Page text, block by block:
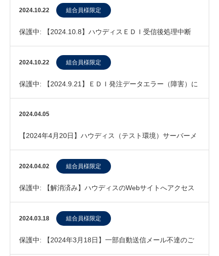
る報告
2024.10.22 組合員様限定
保護中: 【2024.10.8】ハウディスＥＤＩ受信後処理中断
（障害）に関する報告
2024.10.22 組合員様限定
保護中: 【2024.9.21】ＥＤＩ発注データエラー（障害）に
関するご報告
2024.04.05
【2024年4月20日】ハウディス（テスト環境）サーバーメ
ンテナンス実施について
2024.04.02 組合員様限定
保護中: 【解消済み】ハウディスのWebサイトへアクセス
できない事象について
2024.03.18 組合員様限定
保護中: 【2024年3月18日】一部自動送信メール不達のご